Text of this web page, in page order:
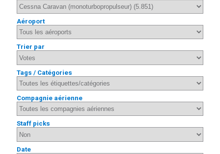
Aéroport
Trier par
Tags / Catégories
Compagnie aérienne
Staff picks
Date